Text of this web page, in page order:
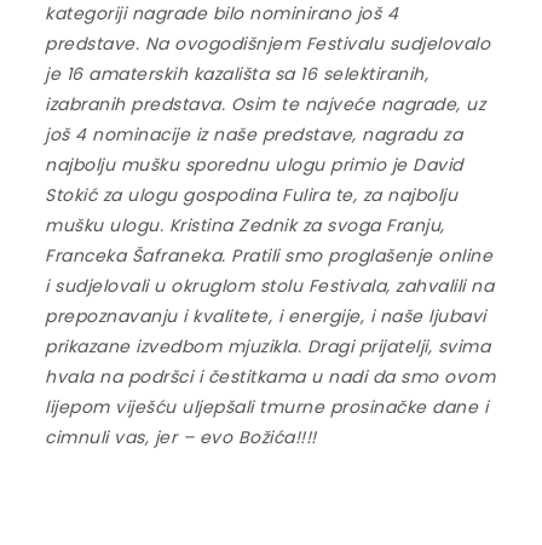
kategoriji nagrade bilo nominirano još 4
predstave. Na ovogodišnjem Festivalu sudjelovalo
je 16 amaterskih kazališta sa 16 selektiranih,
izabranih predstava. Osim te najveće nagrade, uz
još 4 nominacije iz naše predstave, nagradu za
najbolju mušku sporednu ulogu primio je David
Stokić za ulogu gospodina Fulira te, za najbolju
mušku ulogu. Kristina Zednik za svoga Franju,
Franceka Šafraneka. Pratili smo proglašenje online
i sudjelovali u okruglom stolu Festivala, zahvalili na
prepoznavanju i kvalitete, i energije, i naše ljubavi
prikazane izvedbom mjuzikla. Dragi prijatelji, svima
hvala na podršci i čestitkama u nadi da smo ovom
lijepom viješću uljepšali tmurne prosinačke dane i
cimnuli vas, jer – evo Božića!!!!